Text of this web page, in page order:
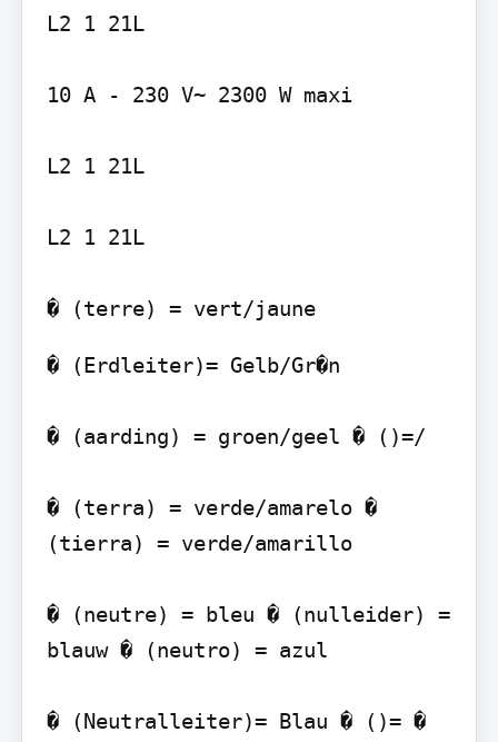
L2 1 21L
10 A - 230 V~ 2300 W maxi
L2 1 21L
L2 1 21L
� (terre) = vert/jaune
� (Erdleiter)= Gelb/Gr�n
� (aarding) = groen/geel � ()=/
� (terra) = verde/amarelo �
(tierra) = verde/amarillo
� (neutre) = bleu � (nulleider) =
blauw � (neutro) = azul
� (Neutralleiter)= Blau � ()= �